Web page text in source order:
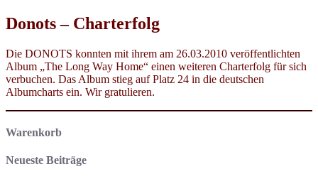
Donots – Charterfolg
Die DONOTS konnten mit ihrem am 26.03.2010 veröffentlichten
Album „The Long Way Home“ einen weiteren Charterfolg für sich
verbuchen. Das Album stieg auf Platz 24 in die deutschen
Albumcharts ein. Wir gratulieren.
Warenkorb
Neueste Beiträge